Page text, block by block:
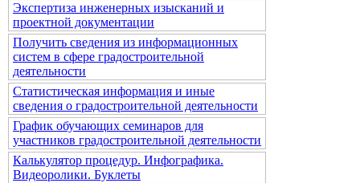
Экспертиза инженерных изысканий и
проектной документации
Получить сведения из информационных
систем в сфере градостроительной
деятельности
Статистическая информация и иные
сведения о градостроительной деятельности
График обучающих семинаров для
участников градостроительной деятельности
Калькулятор процедур. Инфографика.
Видеоролики. Буклеты